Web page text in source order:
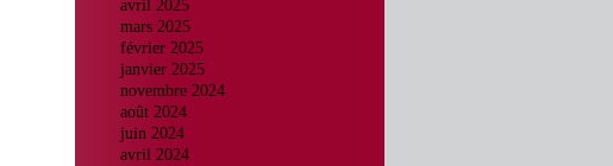
avril 2025
mars 2025
février 2025
janvier 2025
novembre 2024
août 2024
juin 2024
avril 2024